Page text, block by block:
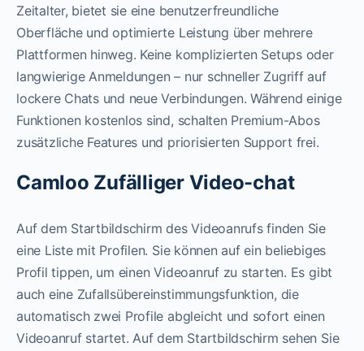
Zeitalter, bietet sie eine benutzerfreundliche
Oberfläche und optimierte Leistung über mehrere
Plattformen hinweg. Keine komplizierten Setups oder
langwierige Anmeldungen – nur schneller Zugriff auf
lockere Chats und neue Verbindungen. Während einige
Funktionen kostenlos sind, schalten Premium-Abos
zusätzliche Features und priorisierten Support frei.
Camloo Zufälliger Video-chat
Auf dem Startbildschirm des Videoanrufs finden Sie
eine Liste mit Profilen. Sie können auf ein beliebiges
Profil tippen, um einen Videoanruf zu starten. Es gibt
auch eine Zufallsübereinstimmungsfunktion, die
automatisch zwei Profile abgleicht und sofort einen
Videoanruf startet. Auf dem Startbildschirm sehen Sie